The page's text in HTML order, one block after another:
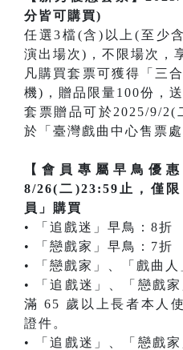
分皆可購買)
任選3檔(含)以上(至少
演出場次)，不限場次，
凡購買套票可獲得「三
機)，贈品限量100份，送
套票贈品可於2025/9/2(
於「臺灣戲曲中心售票
【會員專屬早鳥優
8/26(二)23:59止，僅
員」購買
• 「追戲迷」早鳥：8折
• 「戀戲家」早鳥：7折
• 「戀戲家」、「戲曲
• 「追戲迷」、「戀戲
滿 65 歲以上長者本人
證件。
• 「追戲迷」、「戀戲